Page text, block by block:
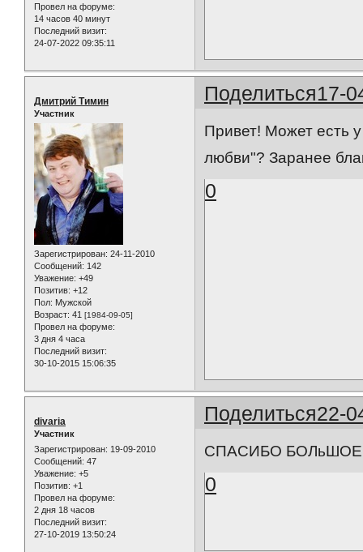
Провел на форуме:
14 часов 40 минут
Последний визит:
24-07-2022 09:35:11
Поделиться17-
Дмитрий Тимин
Участник
Зарегистрирован: 24-11-2010
Сообщений: 142
Уважение: +49
Позитив: +12
Пол: Мужской
Возраст: 41 [1984-09-05]
Провел на форуме:
3 дня 4 часа
Последний визит:
30-10-2015 15:06:35
Привет! Может есть
любви"? Заранее
0
Поделиться22-
divaria
Участник
Зарегистрирован: 19-09-2010
Сообщений: 47
Уважение: +5
Позитив: +1
Провел на форуме:
2 дня 18 часов
Последний визит:
27-10-2019 13:50:24
СПАСИБО
0